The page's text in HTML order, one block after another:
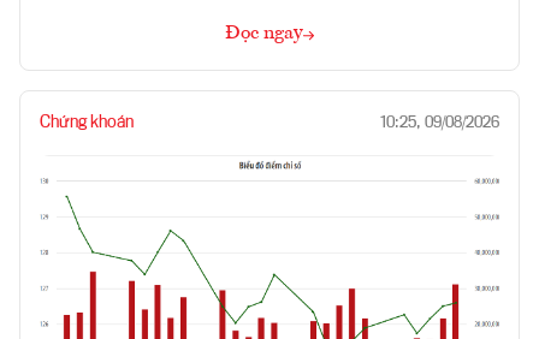
Đọc ngay
Chứng khoán 10:25, 09/08/2026